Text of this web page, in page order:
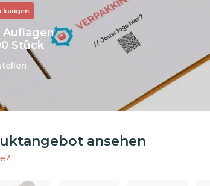
Auflagen
Stück
ansehen